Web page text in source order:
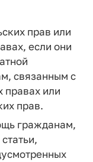
прав или
если они
связанным с
правах или
прав.
гражданам,